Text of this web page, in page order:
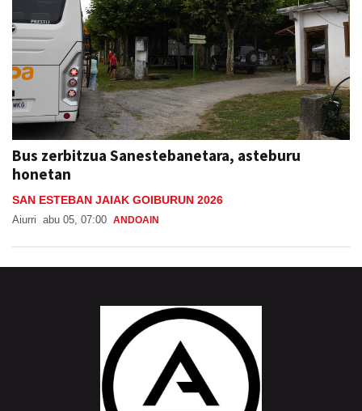
Bus zerbitzua Sanestebanetara, asteburu
honetan
SAN ESTEBAN JAIAK GOIBURUN 2026
Aiurri abu 05, 07:00 ANDOAIN